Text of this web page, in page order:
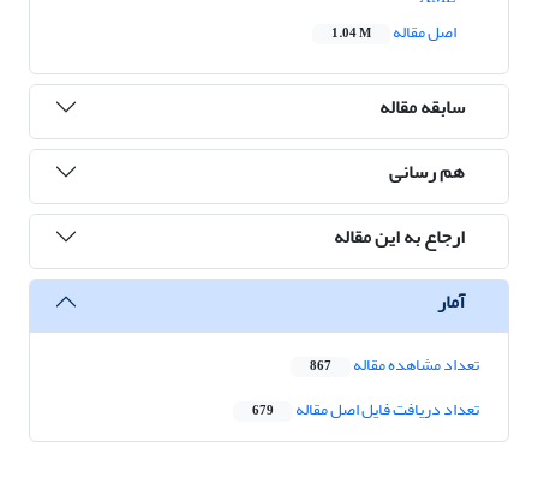
اصل مقاله
1.04 M
سابقه مقاله
هم رسانی
ارجاع به این مقاله
آمار
تعداد مشاهده مقاله 867
تعداد دریافت فایل اصل مقاله 679